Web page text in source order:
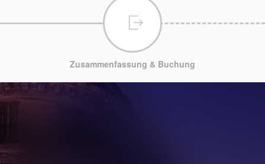
Zusammenfassung & Buchung